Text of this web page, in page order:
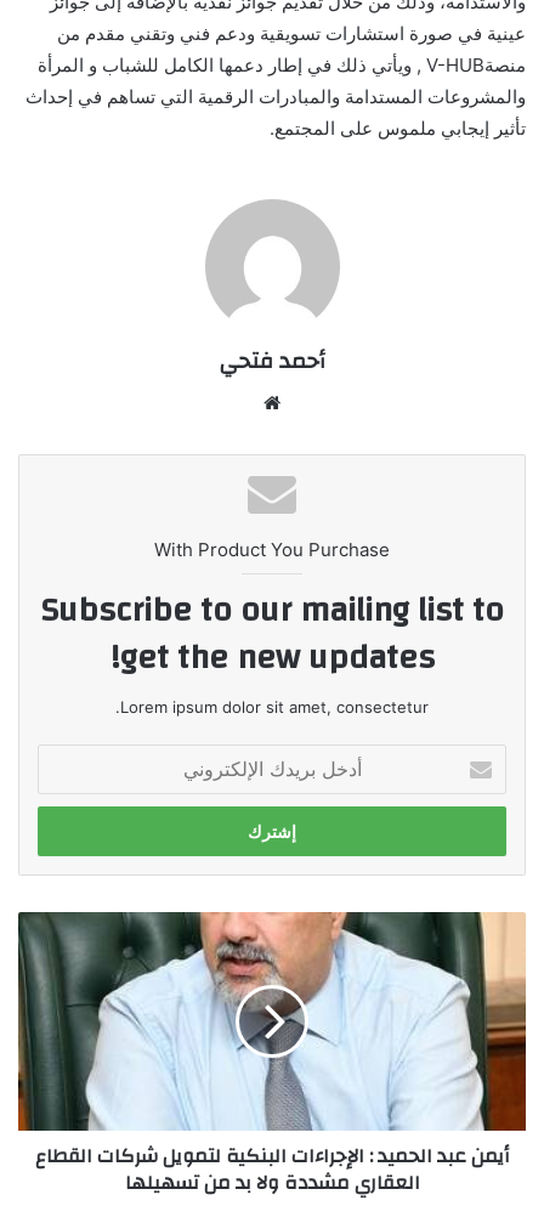
عينية في صورة استشارات تسويقية ودعم فني وتقني مقدم من
منصةV-HUB , ويأتي ذلك في إطار دعمها الكامل للشباب و المرأة
والمشروعات المستدامة والمبادرات الرقمية التي تساهم في إحداث
تأثير إيجابي ملموس على المجتمع.
أحمد فتحي
With Product You Purchase
Subscribe to our mailing list to
get the new updates!
Lorem ipsum dolor sit amet, consectetur.
بريدك
الإلكتروني
الحميد
:
الإجراءات
البنكية
لتمويل
شركات
القطاع
العقاري
أيمن عبد الحميد : الإجراءات البنكية لتمويل شركات القطاع
العقاري مشددة ولا بد من تسهيلها